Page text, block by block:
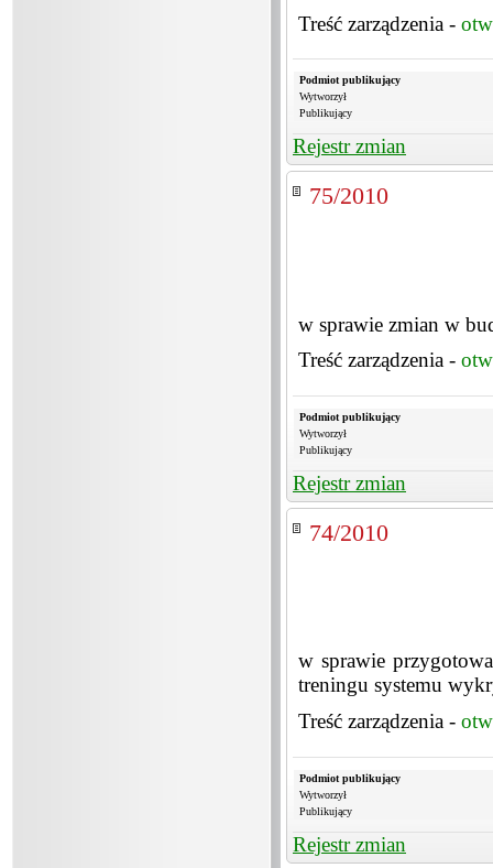
Treść zarządzenia -
Podmiot publikujący
Wytworzył
Publikujący
Rejestr zmian
75/2010
w sprawie zmian w
Treść zarządzenia -
Podmiot publikujący
Wytworzył
Publikujący
Rejestr zmian
74/2010
w sprawie
treningu systemu
Treść zarządzenia -
Podmiot publikujący
Wytworzył
Publikujący
Rejestr zmian